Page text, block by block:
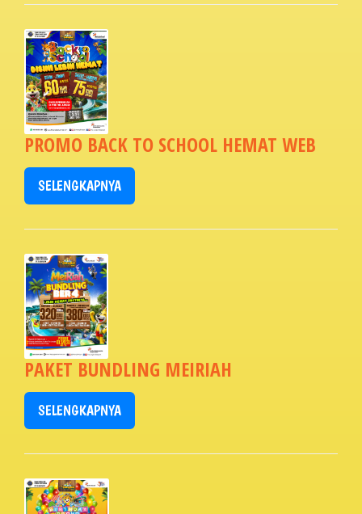
PROMO BACK TO SCHOOL HEMAT WEB
SELENGKAPNYA
PAKET BUNDLING MEIRIAH
SELENGKAPNYA